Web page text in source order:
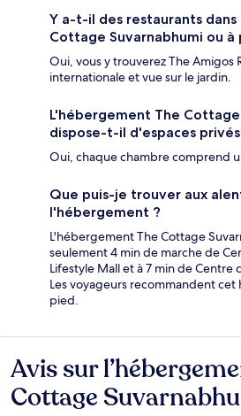
Y a-t-il des restaurants
Cottage Suvarnabhumi ou à
Oui, vous y trouverez The Amigos
internationale et vue sur le jardin.
L'hébergement The Cottage
dispose-t-il d'espaces
Oui, chaque chambre comprend
Que puis-je trouver aux
l'hébergement ?
L'hébergement The Cottage
seulement 4 min de marche de
Lifestyle Mall et à 7 min de Centre
Les voyageurs recommandent cet
pied.
Avis
Avis sur
Cottage